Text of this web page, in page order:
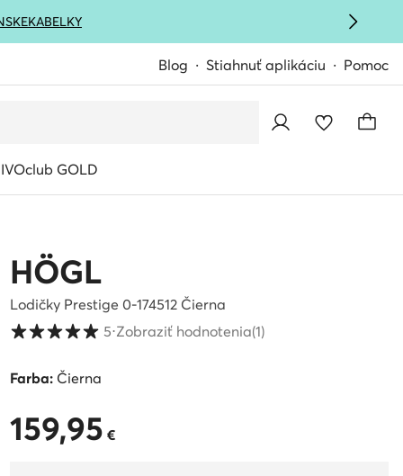
KABELKY
Blog Stiahnuť aplikáciu Pomoc
GOLD
HÖGL
Lodičky Prestige 0-174512 Čierna
Hodnotenie zákazníkov v škále od 1 do 5
5⋅Zobraziť hodnotenia(1)
Farba:Čierna
159,95 €
159,95 €